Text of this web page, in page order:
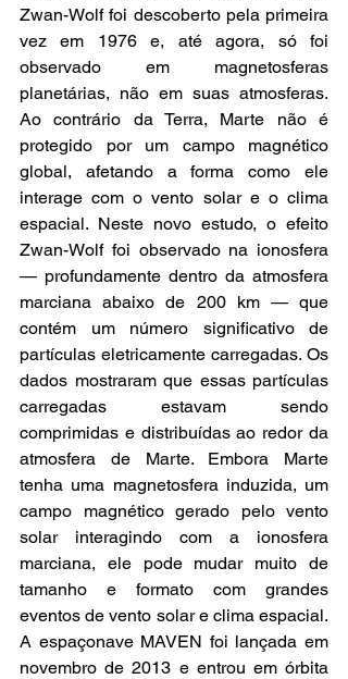
Zwan-Wolf foi descoberto pela primeira
vez em 1976 e, até agora, só foi
observado em magnetosferas
planetárias, não em suas atmosferas.
Ao contrário da Terra, Marte não é
protegido por um campo magnético
global, afetando a forma como ele
interage com o vento solar e o clima
espacial. Neste novo estudo, o efeito
Zwan-Wolf foi observado na ionosfera
— profundamente dentro da atmosfera
marciana abaixo de 200 km — que
contém um número significativo de
partículas eletricamente carregadas. Os
dados mostraram que essas partículas
carregadas estavam sendo
comprimidas e distribuídas ao redor da
atmosfera de Marte. Embora Marte
tenha uma magnetosfera induzida, um
campo magnético gerado pelo vento
solar interagindo com a ionosfera
marciana, ele pode mudar muito de
tamanho e formato com grandes
eventos de vento solar e clima espacial.
A espaçonave MAVEN foi lançada em
novembro de 2013 e entrou em órbita